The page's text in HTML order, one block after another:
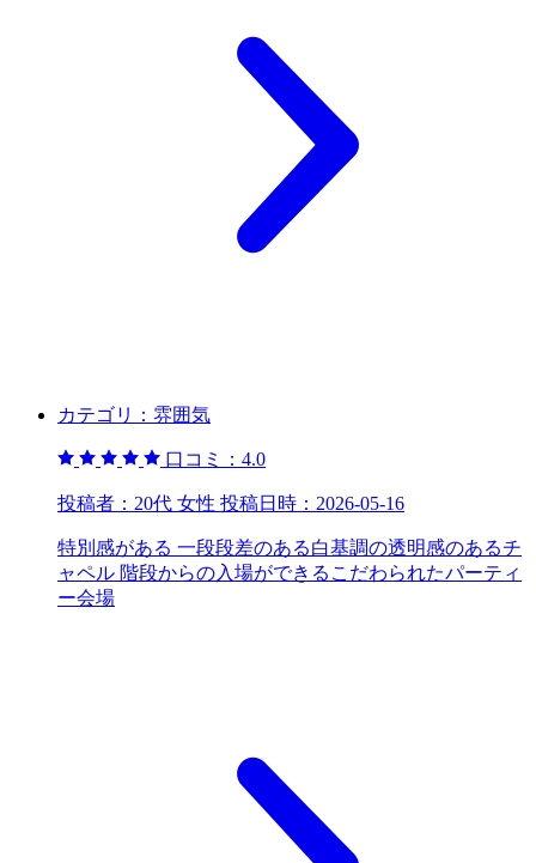
カテゴリ： 雰囲気
口コミ： 4.0
投稿者： 20代 女性 投稿日時： 2026-05-16
特別感がある 一段段差のある白基調の透明感のあるチ
ャペル 階段からの入場ができるこだわられたパーティ
ー会場